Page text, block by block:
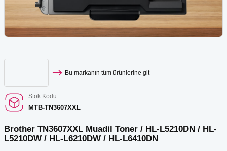
Bu markanın tüm ürünlerine git
Stok Kodu
MTB-TN3607XXL
Brother TN3607XXL Muadil Toner / HL-L5210DN / HL-
L5210DW / HL-L6210DW / HL-L6410DN